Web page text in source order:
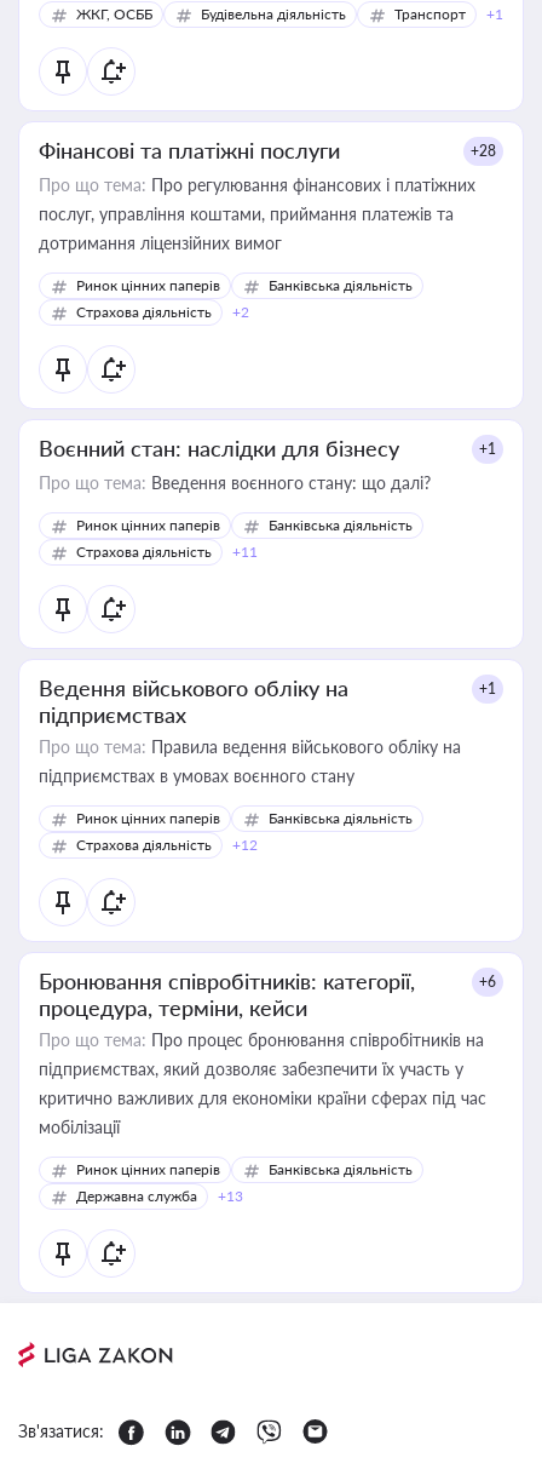
ЖКГ, ОСББ Будівельна діяльність Транспорт +1
Фінансові та платіжні послуги +28
Про що тема: Про регулювання фінансових і платіжних
послуг, управління коштами, приймання платежів та
дотримання ліцензійних вимог
Ринок цінних паперів
Банківська діяльність
Страхова діяльність
+2
Воєнний стан: наслідки для бізнесу +1
Про що тема: Введення воєнного стану: що далі?
Ринок цінних паперів
Банківська діяльність
Страхова діяльність
+11
Ведення військового обліку на
підприємствах
+1
Про що тема: Правила ведення військового обліку на
підприємствах в умовах воєнного стану
Ринок цінних паперів
Банківська діяльність
Страхова діяльність
+12
Бронювання співробітників: категорії,
процедура, терміни, кейси
+6
Про що тема: Про процес бронювання співробітників на
підприємствах, який дозволяє забезпечити їх участь у
критично важливих для економіки країни сферах під час
мобілізації
Ринок цінних паперів
Банківська діяльність
Державна служба
+13
Зв'язатися: